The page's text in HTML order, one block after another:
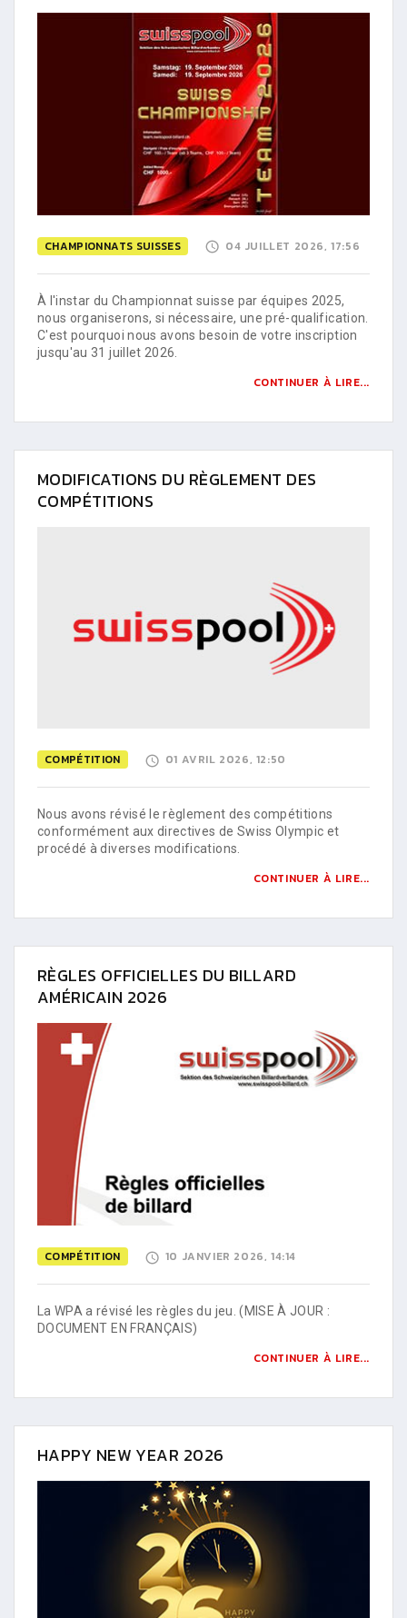
CHAMPIONNATS SUISSES 04 JUILLET 2026, 17:56
À l'instar du Championnat suisse par équipes 2025,
nous organiserons, si nécessaire, une pré-qualification.
C'est pourquoi nous avons besoin de votre inscription
jusqu'au 31 juillet 2026.
CONTINUER À LIRE...
MODIFICATIONS DU RÈGLEMENT DES
COMPÉTITIONS
COMPÉTITION 01 AVRIL 2026, 12:50
Nous avons révisé le règlement des compétitions
conformément aux directives de Swiss Olympic et
procédé à diverses modifications.
CONTINUER À LIRE...
RÈGLES OFFICIELLES DU BILLARD
AMÉRICAIN 2026
COMPÉTITION 10 JANVIER 2026, 14:14
La WPA a révisé les règles du jeu. (MISE À JOUR :
DOCUMENT EN FRANÇAIS)
CONTINUER À LIRE...
HAPPY NEW YEAR 2026